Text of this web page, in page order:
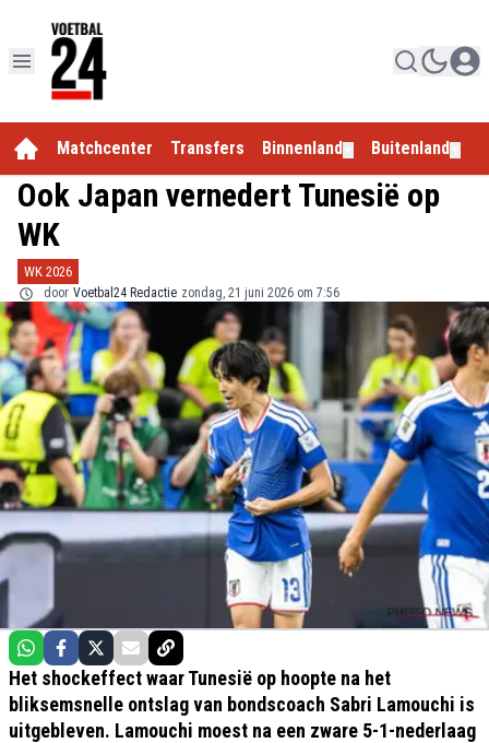
Matchcenter Transfers Binnenland Buitenland
Ook Japan vernedert Tunesië op
WK
WK 2026
door Voetbal24 Redactie zondag, 21 juni 2026 om 7:56
Het shockeffect waar Tunesië op hoopte na het
bliksemsnelle ontslag van bondscoach Sabri Lamouchi is
uitgebleven. Lamouchi moest na een zware 5-1-nederlaag